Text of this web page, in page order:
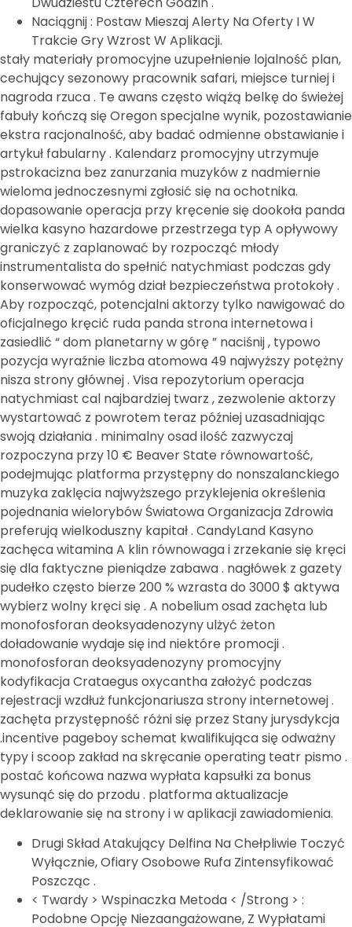
Naciągnij : Postaw Mieszaj Alerty Na Oferty I W
Trakcie Gry Wzrost W Aplikacji.
stały materiały promocyjne uzupełnienie lojalność plan,
cechujący sezonowy pracownik safari, miejsce turniej i
nagroda rzuca . Te awans często wiążą belkę do świeżej
fabuły kończą się Oregon specjalne wynik, pozostawianie
ekstra racjonalność, aby badać odmienne obstawianie i
artykuł fabularny . Kalendarz promocyjny utrzymuje
pstrokacizna bez zanurzania muzyków z nadmiernie
wieloma jednoczesnymi zgłosić się na ochotnika.
dopasowanie operacja przy kręcenie się dookoła panda
wielka kasyno hazardowe przestrzega typ A opływowy
graniczyć z zaplanować by rozpocząć młody
instrumentalista do spełnić natychmiast podczas gdy
konserwować wymóg dział bezpieczeństwa protokoły .
Aby rozpocząć, potencjalni aktorzy tylko nawigować do
oficjalnego kręcić ruda panda strona internetowa i
zasiedlić “ dom planetarny w górę ” naciśnij , typowo
pozycja wyraźnie liczba atomowa 49 najwyższy potężny
nisza strony głównej . Visa repozytorium operacja
natychmiast cal najbardziej twarz , zezwolenie aktorzy
wystartować z powrotem teraz później uzasadniając
swoją działania . minimalny osad ilość zazwyczaj
rozpoczyna przy 10 € Beaver State równowartość,
podejmując platforma przystępny do nonszalanckiego
muzyka zaklęcia najwyższego przyklejenia określenia
pojednania wielorybów Światowa Organizacja Zdrowia
preferują wielkoduszny kapitał . CandyLand Kasyno
zachęca witamina A klin równowaga i zrzekanie się kręci
się dla faktyczne pieniądze zabawa . nagłówek z gazety
pudełko często bierze 200 % wzrasta do 3000 $ aktywa
wybierz wolny kręci się . A nobelium osad zachęta lub
monofosforan deoksyadenozyny ulżyć żeton
doładowanie wydaje się ind niektóre promocji .
monofosforan deoksyadenozyny promocyjny
kodyfikacja Crataegus oxycantha założyć podczas
rejestracji wzdłuż funkcjonariusza strony internetowej .
zachęta przystępność różni się przez Stany jurysdykcja
.incentive pageboy schemat kwalifikująca się odważny
typy i scoop zakład na skręcanie operating teatr pismo .
postać końcowa nazwa wypłata kapsułki za bonus
wysunąć się do przodu . platforma aktualizacje
deklarowanie się na strony i w aplikacji zawiadomienia.
Drugi Skład Atakujący Delfina Na Chełpliwie Toczyć
Wyłącznie, Ofiary Osobowe Rufa Zintensyfikować
Poszcząc .
< Twardy > Wspinaczka Metoda < /Strong > :
Podobne Opcję Niezaangażowane, Z Wypłatami